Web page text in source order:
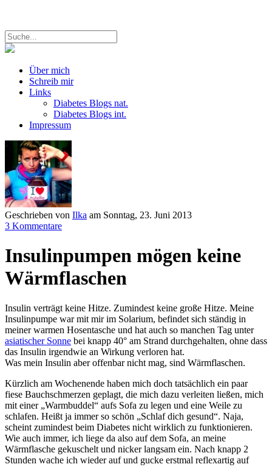
Über mich
Schreib mir
Links
Diabetes Blogs nat.
Diabetes Blogs int.
Impressum
Geschrieben von Ilka am Sonntag, 23. Juni 2013
3 Kommentare
Insulinpumpen mögen keine
Wärmflaschen
Insulin verträgt keine Hitze. Zumindest keine große Hitze. Meine
Insulinpumpe war mit mir im Solarium, befindet sich ständig in
meiner warmen Hosentasche und hat auch so manchen Tag unter
asiatischer Sonne bei knapp 40° am Strand durchgehalten, ohne dass
das Insulin irgendwie an Wirkung verloren hat.
Was mein Insulin aber offenbar nicht mag, sind Wärmflaschen.
Kürzlich am Wochenende haben mich doch tatsächlich ein paar
fiese Bauchschmerzen geplagt, die mich dazu verleiten ließen, mich
mit einer „Warmbuddel“ aufs Sofa zu legen und eine Weile zu
schlafen. Heißt ja immer so schön „Schlaf dich gesund“. Naja,
scheint zumindest beim Diabetes nicht wirklich zu funktionieren.
Wie auch immer, ich liege da also auf dem Sofa, an meine
Wärmflasche gekuschelt und nicker langsam ein. Nach knapp 2
Stunden wache ich wieder auf und gucke erstmal reflexartig auf